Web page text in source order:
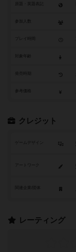
参加人数
参考価格
クレジット
ゲームデザイン
アートワーク
レーティング